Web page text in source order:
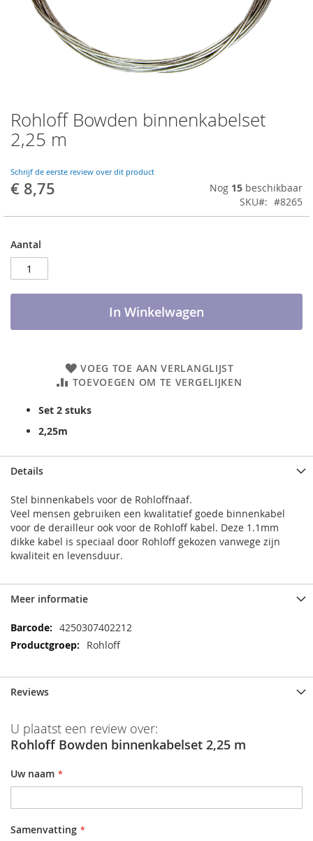
Rohloff Bowden binnenkabelset
2,25 m
Schrijf de eerste review over dit product
€ 8,75 Nog 15 beschikbaar
SKU
#8265
Aantal
In Winkelwagen
VOEG TOE AAN VERLANGLIJST
TOEVOEGEN OM TE VERGELIJKEN
Set 2 stuks
2,25m
Ga
naar
het
van
de
afbeeldingen-
gallerij
Details
Stel binnenkabels voor de Rohloffnaaf.
Veel mensen gebruiken een kwalitatief goede binnenkabel
voor de derailleur ook voor de Rohloff kabel. Deze 1.1mm
dikke kabel is speciaal door Rohloff gekozen vanwege zijn
kwaliteit en levensduur.
Meer informatie
Meer
informatie
4250307402212
Rohloff
Reviews
U plaatst een review over:
Rohloff Bowden binnenkabelset 2,25 m
Uw naam
Samenvatting